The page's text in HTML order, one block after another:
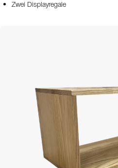
Zwei Displayregale